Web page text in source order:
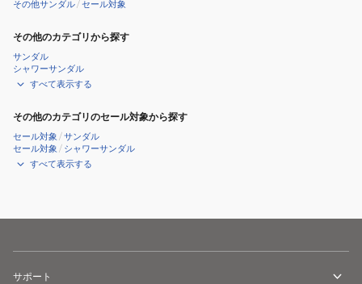
その他サンダル/セール対象
その他のカテゴリから探す
サンダル
シャワーサンダル
すべて表示する
その他のカテゴリのセール対象から探す
セール対象 /サンダル
セール対象 / シャワーサンダル
すべて表示する
サポート